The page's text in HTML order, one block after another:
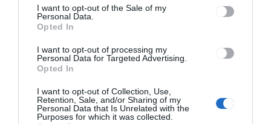
I want to opt-out of the Sale of my
Personal Data.
Opted In
I want to opt-out of processing my
Personal Data for Targeted Advertising.
Opted In
I want to opt-out of Collection, Use,
Retention, Sale, and/or Sharing of my
Personal Data that Is Unrelated with the
Purposes for which it was collected.
HÍRLISTA
Sok új eset nálunk is